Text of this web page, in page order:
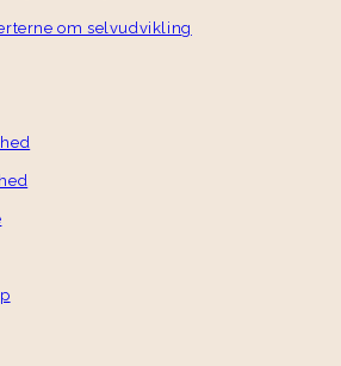
om selvudvikling